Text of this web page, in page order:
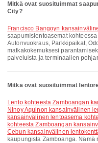
Mitkä ovat suosituimmat
City?
Francisco Bangoyn
saapumislentoasemat
Autonvuokraus, Parkkipaikat,
matkakokemuksesi
palveluista ja terminaalien
Mitkä ovat suosituimmat
lento kohteesta Zamboangan kansainvälinen lentoasema kohteeseen
Ninoy Aquinon kansainvälinen
kansainvälinen lentoasema
kohteesta Zamboangan
Cebun kansainvälinen
kaupungista Zamboanga.